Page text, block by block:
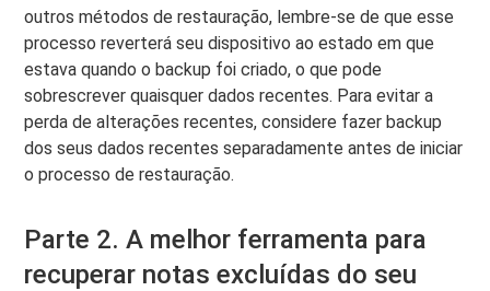
outros métodos de restauração, lembre-se de que esse
processo reverterá seu dispositivo ao estado em que
estava quando o backup foi criado, o que pode
sobrescrever quaisquer dados recentes. Para evitar a
perda de alterações recentes, considere fazer backup
dos seus dados recentes separadamente antes de iniciar
o processo de restauração.
Parte 2. A melhor ferramenta para
recuperar notas excluídas do seu